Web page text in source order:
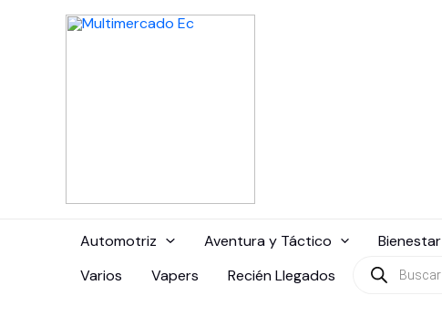
Automotriz Aventura y Táctico Bienestar
Varios
Vapers Recién Llegados
Búsqueda